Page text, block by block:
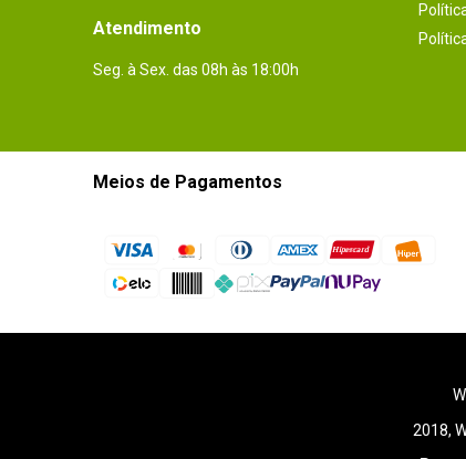
Atendimento
Seg. à Sex. das 08h às 18:00h
Meios de Pagamentos
2018,